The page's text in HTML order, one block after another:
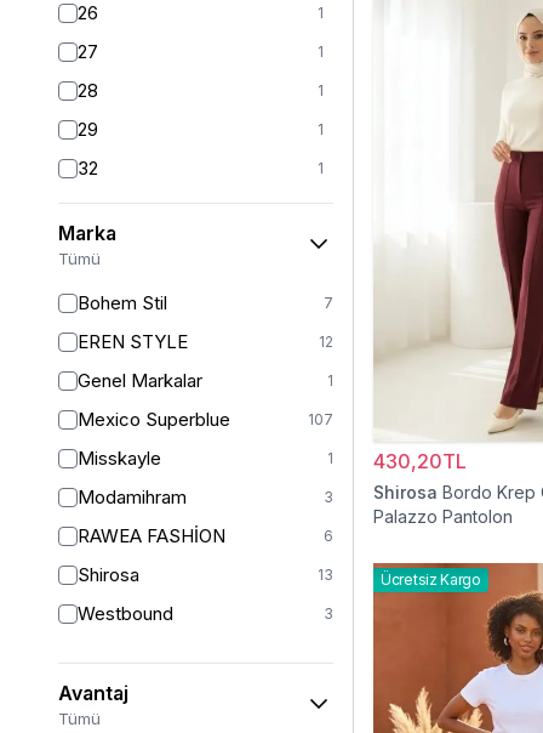
26 1
27 1
28 1
29 1
32 1
S 106
S/M 1
44 4
Marka
Tümü
Bohem Stil 7
EREN STYLE 12
Genel Markalar 1
Mexico Superblue 107
Misskayle 1
Modamihram 3
RAWEA FASHİON 6
Shirosa 13
Westbound 3
Avantaj
Tümü
430,20TL
Shirosa Bordo Krep
Palazzo Pantolon
Ücretsiz Kargo